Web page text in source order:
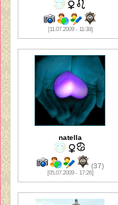
[11.07.2009 - 11:38]
natella
(37)
[05.07.2009 - 17:26]